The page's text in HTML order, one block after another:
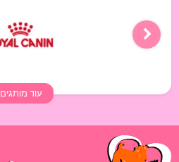
עוד מותגים